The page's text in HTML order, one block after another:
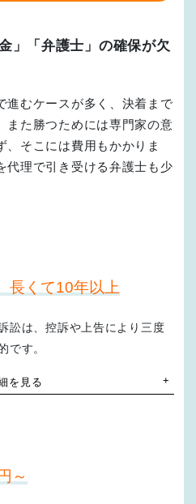
」「弁護士」の確保が欠
進むケースが多く、決着まで
また勝つためには専門家の意
、そこには費用もかかりま
代理で引き受ける弁護士も少
長くて10年以上
訟は、控訴や上告により三度
です。
訴訟
を見る
～